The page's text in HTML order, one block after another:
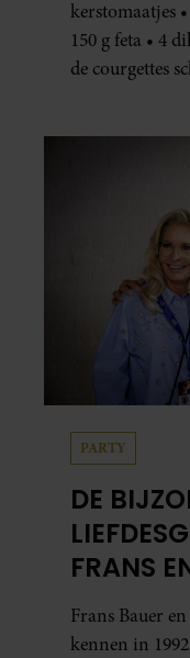
kerstomaatjes
150 g feta • 4
de courgettes
PARTY
DE
FRANS
BAUER:
ELKAARS
Frans Bauer
kennen in